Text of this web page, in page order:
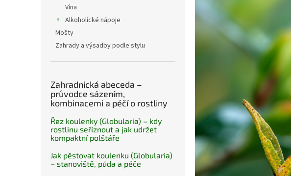
Vína
Alkoholické nápoje
Mošty
Zahrady a výsadby podle stylu
Zahradnická abeceda –
průvodce sázením,
kombinacemi a péčí o rostliny
Řez koulenky (Globularia) – kdy
rostlinu seříznout a jak udržet
kompaktní polštáře
Jak pěstovat koulenku (Globularia)
– stanoviště, půda a péče